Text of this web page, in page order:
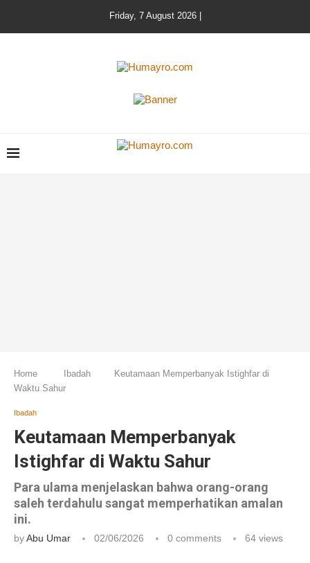
Friday, 7 August 2026 |
Home Ibadah
Keutamaan Memperbanyak Istighfar di
Waktu Sahur
Ibadah
Keutamaan Memperbanyak
Istighfar di Waktu Sahur
Para ulama menjelaskan bahwa orang-orang
saleh terdahulu sangat memperhatikan amalan
ini.
byAbu Umar 02/06/2026 0 comments 64 views